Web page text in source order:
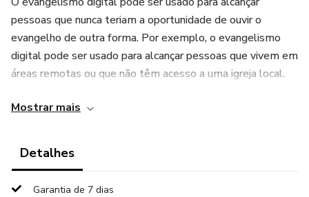
pessoas que nunca teriam a oportunidade de ouvir o
evangelho de outra forma. Por exemplo, o evangelismo
digital pode ser usado para alcançar pessoas que vivem em
áreas remotas ou que não têm acesso a uma igreja local.
O evangelismo digital também pode ser usado para
fornecer informações sobre o cristianismo de forma clara e
Mostrar mais
Detalhes
Garantia de 7 dias